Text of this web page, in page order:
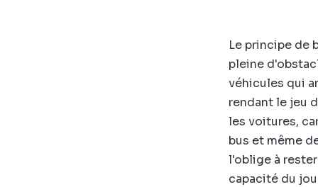
Le principe de
pleine
véhicules qui
rendant le jeu
les voitures,
bus et même
l'oblige à
capacité du